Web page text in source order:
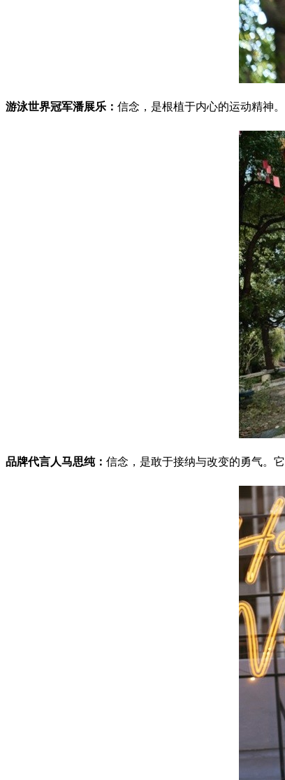
游泳世界冠军潘展乐： 信念，是根植于内心的运动精神
品牌代言人马思纯： 信念，是敢于接纳与改变的勇气。